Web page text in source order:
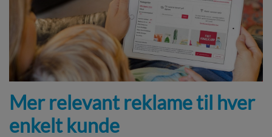
Mer relevant reklame til hver
enkelt kunde